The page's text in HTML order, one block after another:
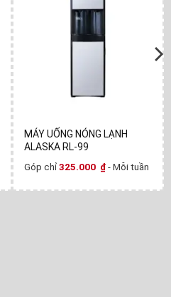
MÁY UỐNG NÓNG LẠNH
ALASKA RL-99
Góp chỉ325.000 ₫- Mỗi tuần